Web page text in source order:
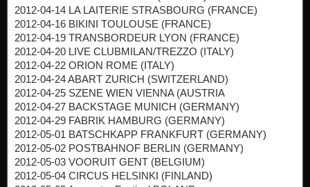
2012-04-14 LA LAITERIE STRASBOURG (FRANCE)
2012-04-16 BIKINI TOULOUSE (FRANCE)
2012-04-19 TRANSBORDEUR LYON (FRANCE)
2012-04-20 LIVE CLUBMILAN/TREZZO (ITALY)
2012-04-22 ORION ROME (ITALY)
2012-04-24 ABART ZURICH (SWITZERLAND)
2012-04-25 SZENE WIEN VIENNA (AUSTRIA
2012-04-27 BACKSTAGE MUNICH (GERMANY)
2012-04-29 FABRIK HAMBURG (GERMANY)
2012-05-01 BATSCHKAPP FRANKFURT (GERMANY)
2012-05-02 POSTBAHNOF BERLIN (GERMANY)
2012-05-03 VOORUIT GENT (BELGIUM)
2012-05-04 CIRCUS HELSINKI (FINLAND)